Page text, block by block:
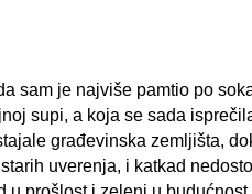
sam je najviše pamtio po
supi, a koja se sada
građevinska zemljišta,
uverenja, i katkad